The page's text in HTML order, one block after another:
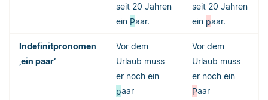
seit 20 Jahren
ein Paar.
seit 20 Jahren
ein paar.
Indefinitpronomen
‚ein paar‘
Vor dem
Urlaub muss
er noch ein
paar
Vor dem
Urlaub muss
er noch ein
Paar